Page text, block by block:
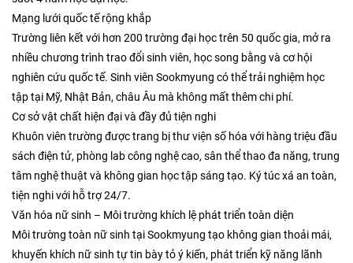
Mạng lưới quốc tế rộng khắp
Trường liên kết với hơn 200 trường đại học trên 50 quốc gia, mở ra
nhiều chương trình trao đổi sinh viên, học song bằng và cơ hội
nghiên cứu quốc tế. Sinh viên Sookmyung có thể trải nghiệm học
tập tại Mỹ, Nhật Bản, châu Âu mà không mất thêm chi phí.
Cơ sở vật chất hiện đại và đầy đủ tiện nghi
Khuôn viên trường được trang bị thư viện số hóa với hàng triệu đầu
sách điện tử, phòng lab công nghệ cao, sân thể thao đa năng, trung
tâm nghệ thuật và không gian học tập sáng tạo. Ký túc xá an toàn,
tiện nghi với hỗ trợ 24/7.
Văn hóa nữ sinh – Môi trường khích lệ phát triển toàn diện
Môi trường toàn nữ sinh tại Sookmyung tạo không gian thoải mái,
khuyến khích nữ sinh tự tin bày tỏ ý kiến, phát triển kỹ năng lãnh